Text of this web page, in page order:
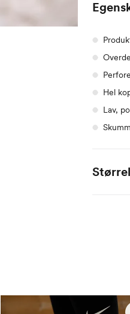
Hel
Lav,